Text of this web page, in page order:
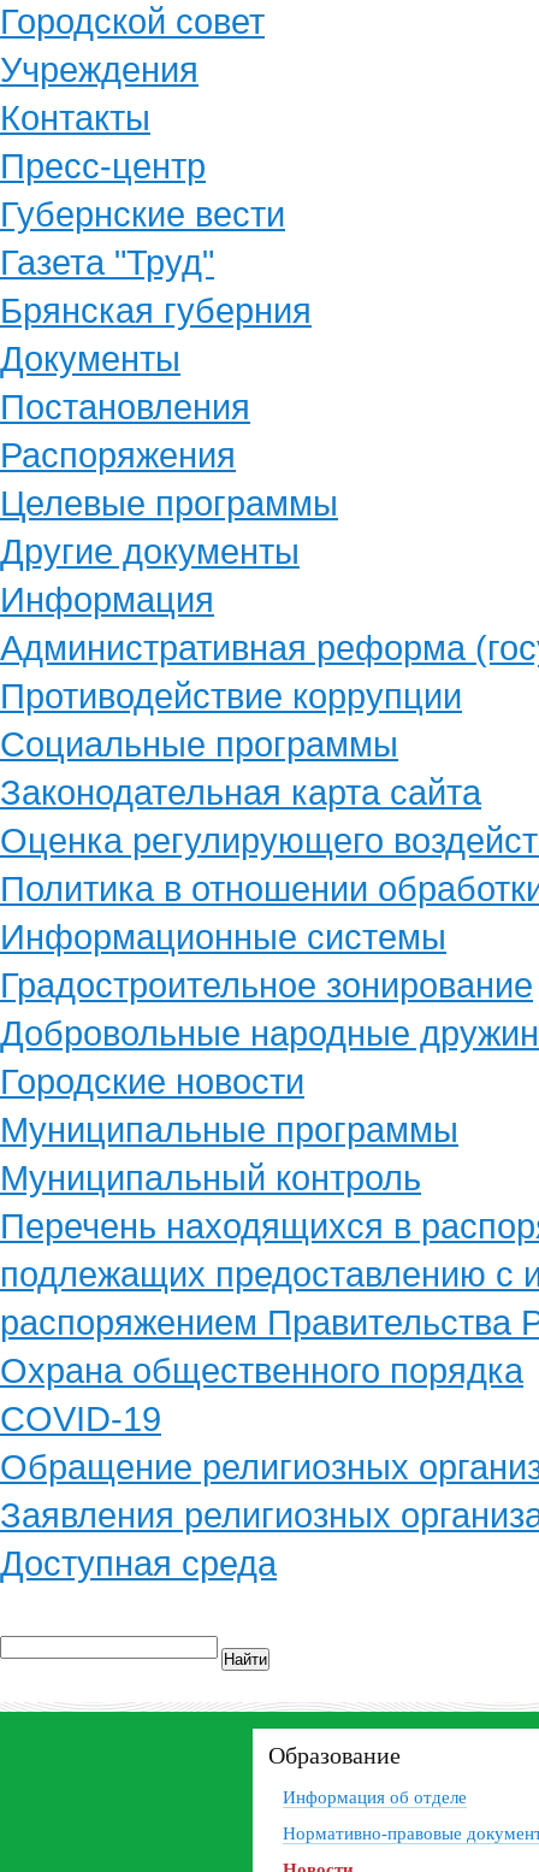
Городской совет
Учреждения
Контакты
Пресс-центр
Губернские вести
Газета "Труд"
Брянская губерния
Документы
Постановления
Распоряжения
Целевые программы
Другие документы
Информация
Административная реформа
Противодействие коррупции
Социальные программы
Законодательная карта сайта
Оценка регулирующего
Политика в отношении
Информационные системы
Градостроительное зонирование
Добровольные народные
Городские новости
Муниципальные программы
Муниципальный контроль
Перечень находящихся в
подлежащих предоставлению с
распоряжением
Охрана общественного порядка
COVID-19
Обращение религиозных
Заявления религиозных
Доступная среда
Найти
Образование
Информация об отделе
Нормативно-правовые